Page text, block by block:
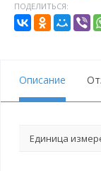
ПОДЕЛИТЬСЯ:
Описание
Единица